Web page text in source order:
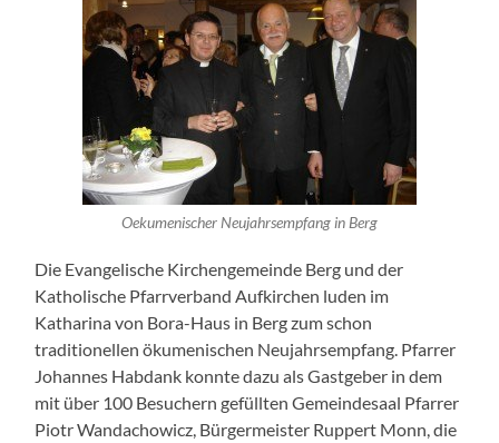
Oekumenischer Neujahrsempfang in Berg
Die Evangelische Kirchengemeinde Berg und der
Katholische Pfarrverband Aufkirchen luden im
Katharina von Bora-Haus in Berg zum schon
traditionellen ökumenischen Neujahrsempfang. Pfarrer
Johannes Habdank konnte dazu als Gastgeber in dem
mit über 100 Besuchern gefüllten Gemeindesaal Pfarrer
Piotr Wandachowicz, Bürgermeister Ruppert Monn, die